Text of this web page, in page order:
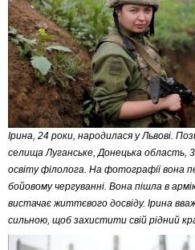
Ірина, 24 роки, народилася у Львові.
селища Луганське, Донецька область,
освіту філолога. На фотографії вона
бойовому чергуванні. Вона пішла в
вистачає життєвого досвіду. Ірина
сильною, щоб захистити свій рідний